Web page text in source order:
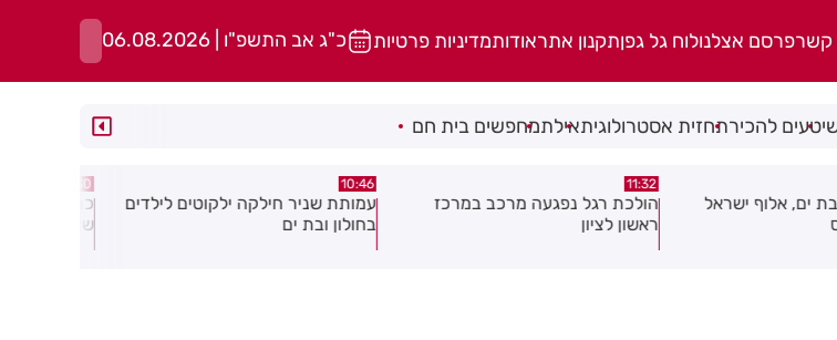
קשרפרסם אצלנולוח גל גפןתקנון אתראודותמדיניות פרטיות כ"ג אב התשפ"ו | 06.08.2026
טעים להכירתחזית אסטרולוגיתאילתמחפשים בית חם
מרכב במרכז
10:46
עמותת שניר חילקה ילקוטים לילדים
בחולון ובת ים
10:30
כתב אישום כנגד 3 קטינים בגין ביצוע
שוד במרכז חולון